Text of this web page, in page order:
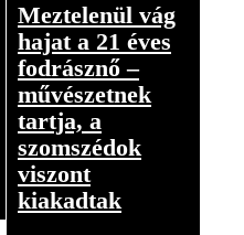
Meztelenül vág
hajat a 21 éves
fodrásznő –
művészetnek
tartja, a
szomszédok
viszont
kiakadtak